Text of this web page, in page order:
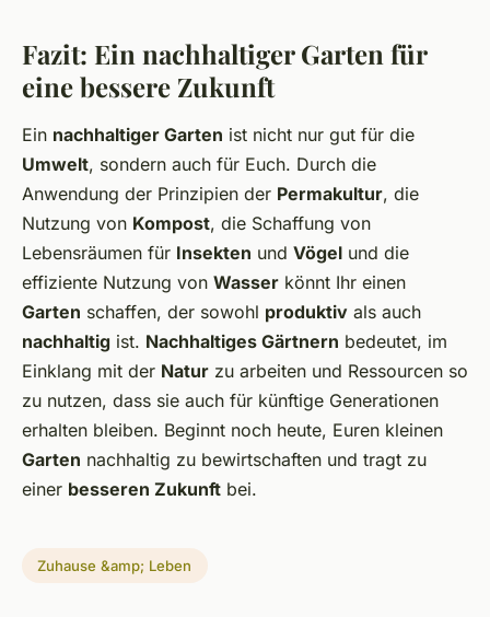
Fazit: Ein nachhaltiger Garten für
eine bessere Zukunft
Ein nachhaltiger Garten ist nicht nur gut für die
Umwelt, sondern auch für Euch. Durch die
Anwendung der Prinzipien der Permakultur, die
Nutzung von Kompost, die Schaffung von
Lebensräumen für Insekten und Vögel und die
effiziente Nutzung von Wasser könnt Ihr einen
Garten schaffen, der sowohl produktiv als auch
nachhaltig ist. Nachhaltiges Gärtnern bedeutet, im
Einklang mit der Natur zu arbeiten und Ressourcen so
zu nutzen, dass sie auch für künftige Generationen
erhalten bleiben. Beginnt noch heute, Euren kleinen
Garten nachhaltig zu bewirtschaften und tragt zu
einer besseren Zukunft bei.
Zuhause &amp; Leben